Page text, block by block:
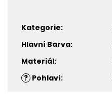
Kategorie:
Hlavní Barva:
Materiál:
? Pohlaví: